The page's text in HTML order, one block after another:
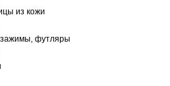
из кожи
футляры